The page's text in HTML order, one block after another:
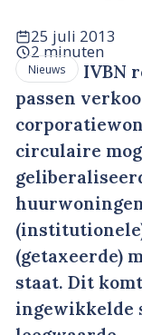
25 juli 2013
2 minuten
Nieuws
IVBN
passen
circulaire
(getaxeerde)
staat. Dit
ingewikkelde